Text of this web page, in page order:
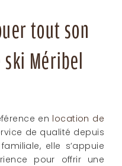
tout son
Méribel
en location de
de qualité depuis
elle s’appuie
pour offrir une